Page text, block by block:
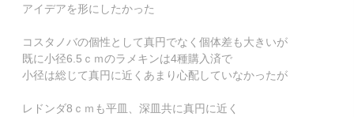
アイデアを形にしたかった
コスタノバの個性として真円でなく個体差も大きいが
既に小径6.5ｃｍのラメキンは4種購入済で
小径は総じて真円に近くあまり心配していなかったが
レドンダ8ｃｍも平皿、深皿共に真円に近く